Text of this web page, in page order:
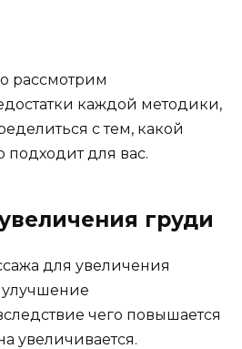
рассмотрим
каждой методики,
с тем, какой
подходит для вас.
груди
для увеличения
чего повышается
увеличивается.